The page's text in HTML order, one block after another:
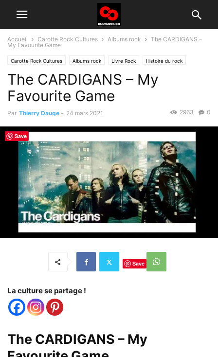
Accueil Carotte Rock Cultures Albums rock
The CARDIGANS –
My Favourite Game
Carotte Rock Cultures Albums rock Livre Rock Histoire du rock
The CARDIGANS – My
Favourite Game
Par Thierry Dauge - 24 mars 2021 0
2963
Save
La culture se partage !
The CARDIGANS – My
Save